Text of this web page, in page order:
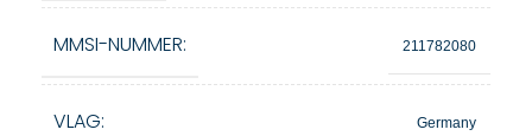
MMSI-NUMMER: 211782080
VLAG: Germany